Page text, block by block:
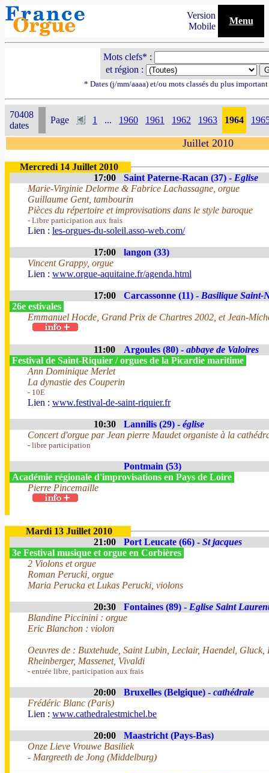
Version
Mobile
Menu
Mots clefs* :
et région :
* Dates (j/mm/aaaa) et/ou mots classés du plus
70408
dates
Page 1 ... 1960 1961 1962 1963 1964
Juillet 2010
Mercredi 14 Juillet 2010
17:00
Saint Paterne-Racan (37) - Eglise
Marie-Virginie Delorme & Fabrice Lachassagne, orgue
Guillaume Gent, tambourin
Pièces du répertoire et improvisations dans le style baroque
- Libre participation aux frais
Lien : les-orgues-du-soleil.asso-web.com/
17:00
langon (33)
Vincent Grappy, orgue
Lien : www.orgue-aquitaine.fr/agenda.html
17:00 Carcassonne (11) - Basilique Saint-
26e estivales
Emmanuel Hocde, Grand Prix de Chartres 2002, et Jean-
11:00 Argoules (80) - abbaye de Valoires
Festival de Saint-Riquier / orgues de la Picardie maritime
Ann Dominique Merlet
La dynastie des Couperin
- 10E
Lien : www.festival-de-saint-riquier.fr
10:30 Lannilis (29) - église
Concert d'orgue par Jean pierre Maudet organiste à la
- libre participation
Pontmain (53)
Académie régionale d'improvisations en Pays de Loire
Pierre Pincemaille
Mardi 13 Juillet 2010
21:00
Port Leucate (66) - St jacques
3e Festival musique et orgue en Corbières
2 Violons et orgue
Roman Perucki, orgue
Maria Perucka et Lukas Perucki, violons
20:30 Fontaines (89) - Eglise Saint
Blandine Piccinini : orgue
Eric Blanchon : violon
Oeuvres de : Buxtehude, Saint Lubin, Leclair, Haendel,
Rheinberger, Massenet, Vivaldi
- entrée libre, participation aux frais
20:00 Bruxelles (Belgique) - cathédrale
Frédéric Blanc (Paris)
Lien : www.cathedralestmichel.be
20:00
Maastricht (Pays-Bas)
Onze Lieve Vrouwe Basiliek
- Margreeth de Jong (Middelburg)